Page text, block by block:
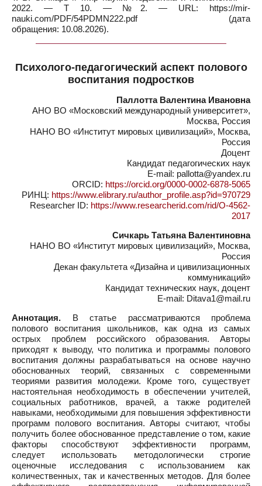
2022. — Т 10. — №2. — URL: https://mir-
nauki.com/PDF/54PDMN222.pdf (дата
обращения: 10.08.2026).
Психолого-педагогический аспект полового
воспитания подростков
Паллотта Валентина Ивановна
АНО ВО «Московский международный университет»,
Москва, Россия
НАНО ВО «Институт мировых цивилизаций», Москва,
Россия
Доцент
Кандидат педагогических наук
E-mail: pallotta@yandex.ru
ORCID: https://orcid.org/0000-0002-6878-5065
РИНЦ: https://www.elibrary.ru/author_profile.asp?id=970729
Researcher ID: https://www.researcherid.com/rid/O-4562-
2017
Сичкарь Татьяна Валентиновна
НАНО ВО «Институт мировых цивилизаций», Москва,
Россия
Декан факультета «Дизайна и цивилизационных
коммуникаций»
Кандидат технических наук, доцент
E-mail: Ditava1@mail.ru
Аннотация. В статье рассматриваются проблема
полового воспитания школьников, как одна из самых
острых проблем российского образования. Авторы
приходят к выводу, что политика и программы полового
воспитания должны разрабатываться на основе научно
обоснованных теорий, связанных с современными
теориями развития молодежи. Кроме того, существует
настоятельная необходимость в обеспечении учителей,
социальных работников, врачей, а также родителей
навыками, необходимыми для повышения эффективности
программ полового воспитания. Авторы считают, чтобы
получить более обоснованное представление о том, какие
факторы способствуют эффективности программ,
следует использовать методологически строгие
оценочные исследования с использованием как
количественных, так и качественных методов. Для более